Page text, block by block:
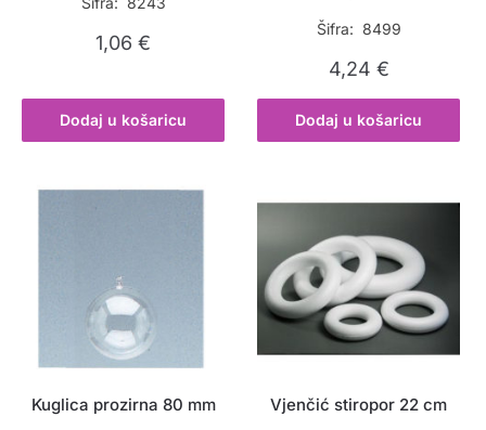
1,06€
Dodaj u košaricu
Šifra: 8499
4,24 €
Dodaj u košaricu
Kuglica prozirna 80 mm Vjenčić stiropor 22 cm